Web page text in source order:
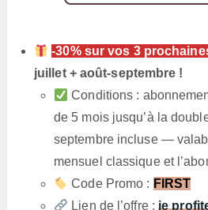
-30% sur vos 3
juillet + août-septembre !
Conditions :
de 5 mois jusqu’à la
septembre incluse —
mensuel classique et
Code Promo : FIRST
Lien de l’offre :je